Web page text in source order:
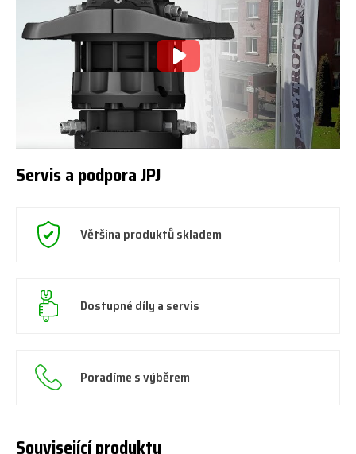
Servis a podpora JPJ
Většina produktů skladem
Dostupné díly a servis
Poradíme s výběrem
Související produkty